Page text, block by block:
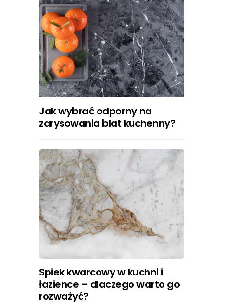
Jak wybrać odporny na
zarysowania blat kuchenny?
Spiek kwarcowy w kuchni i
łazience – dlaczego warto go
rozważyć?